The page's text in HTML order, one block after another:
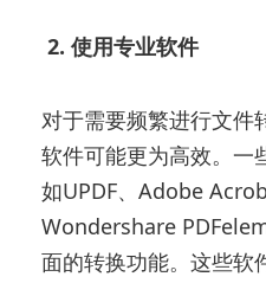
2. 使用专业软件
对于需要频繁进行文件
软件可能更为高效。一
如UPDF、Adobe
Wondershare
面的转换功能。这些软